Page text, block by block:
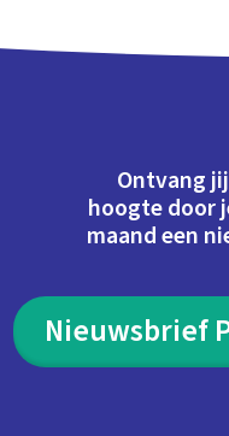
Ontvang
hoogte door
maand een
Nieuwsbrief